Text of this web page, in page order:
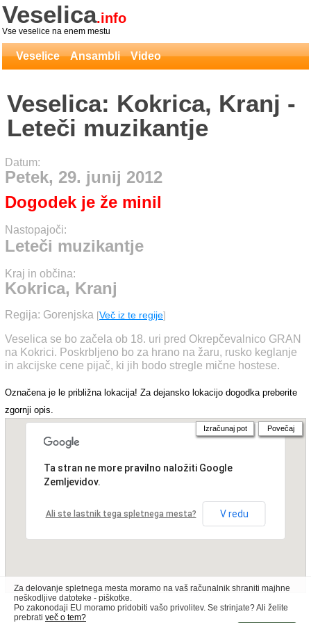
Veselica.info
Vse veselice na enem mestu
Veselice Ansambli Video
Veselica: Kokrica, Kranj -
Leteči muzikantje
Datum:
Petek, 29. junij 2012
Dogodek je že minil
Nastopajoči:
Leteči muzikantje
Kraj in občina:
Kokrica, Kranj
Regija: Gorenjska [Več iz te regije]
Veselica se bo začela ob 18. uri pred Okrepčevalnico GRAN
na Kokrici. Poskrbljeno bo za hrano na žaru, rusko keglanje
in akcijske cene pijač, ki jih bodo stregle mične hostese.
Označena je le približna lokacija! Za dejansko lokacijo dogodka preberite
zgornji opis.
Ta stran ne more pravilno naložiti Google
Zemljevidov.
Ali ste lastnik tega spletnega mesta? V redu
Izračunaj pot Povečaj
Za delovanje spletnega mesta moramo na vaš računalnik shraniti majhne
neškodljive datoteke - piškotke.
Po zakonodaji EU moramo pridobiti vašo privolitev. Se strinjate? Ali želite
prebrati več o tem?